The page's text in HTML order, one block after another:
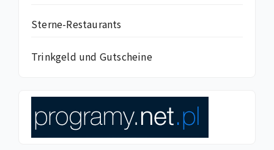
Sterne-Restaurants
Trinkgeld und Gutscheine